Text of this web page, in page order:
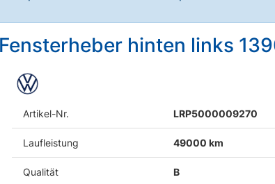
hinten links
Artikel-Nr. LRP5000009270
Laufleistung 49000 km
Qualität B